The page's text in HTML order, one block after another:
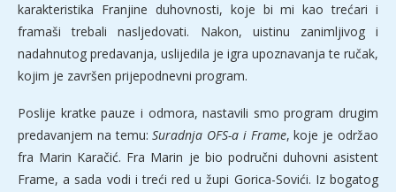
karakteristika Franjine duhovnosti, koje bi mi kao trećari i
framaši trebali nasljedovati. Nakon, uistinu zanimljivog i
nadahnutog predavanja, uslijedila je igra upoznavanja te ručak,
kojim je završen prijepodnevni program.
Poslije kratke pauze i odmora, nastavili smo program drugim
predavanjem na temu:Suradnja OFS-a i Frame, koje je održao
fra Marin Karačić. Fra Marin je bio područni duhovni asistent
Frame, a sada vodi i treći red u župi Gorica-Sovići. Iz bogatog